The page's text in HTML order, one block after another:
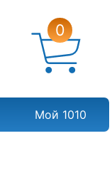
0
Мой 1010